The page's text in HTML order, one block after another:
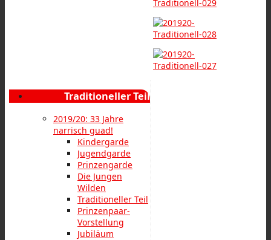
Traditioneller Teil
2019/20: 33 Jahre
narrisch guad!
Kindergarde
Jugendgarde
Prinzengarde
Die Jungen
Wilden
Traditioneller Teil
Prinzenpaar-
Vorstellung
Jubiläum